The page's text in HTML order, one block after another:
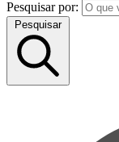
Pesquisar por:
Pesquisar